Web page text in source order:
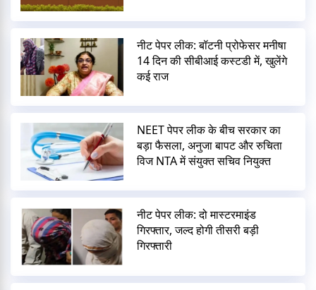
नीट पेपर लीक: बॉटनी प्रोफेसर मनीषा
14 दिन की सीबीआई कस्टडी में, खुलेंगे
कई राज
NEET पेपर लीक के बीच सरकार का
बड़ा फैसला, अनुजा बापट और रुचिता
विज NTA में संयुक्त सचिव नियुक्त
नीट पेपर लीक: दो मास्टरमाइंड
गिरफ्तार, जल्द होगी तीसरी बड़ी
गिरफ्तारी